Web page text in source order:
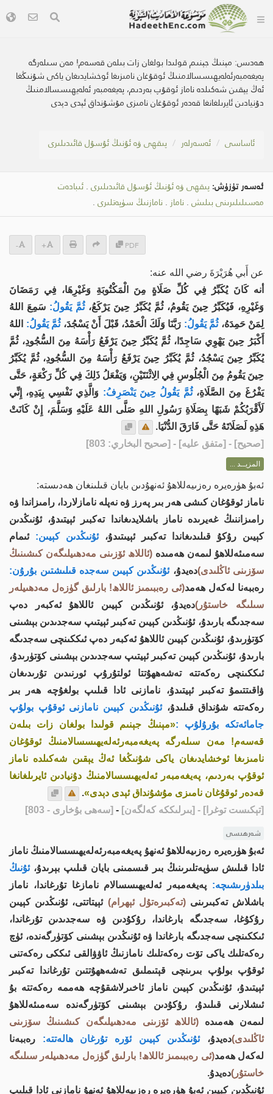
ھەدىس: مېنىڭ جېنىم قولىدا بولغان زات بىلەن قەسەم! مەن سىلەرگە
پەيغەمبەرئەلەيھىسسالامنىڭ ئوقۇغان نامىزىغا ئوخشايدىغان ياكى شۇنىڭغا
ئەڭ يېقىن شەكىلدە ناماز ئوقۇپ بەردىم، پەيغەمبەر ئەلەيھىسسالامنىڭ
دۇنيادىن ئايرىلغانغا قەدەر ئوقۇغان نامىزى مۇشۇنداق ئېدى دېدى
ئاساسى ئەسەرلەر پىقھى ۋە ئۇنىڭ ئۇسۇل قائىدىلىرى
ئەسەر تۈزۈش: پىقھى ۋە ئۇنىڭ ئۇسۇل قائىدىلىرى . ئىبادەت
مەسىلىلىرىنى بىلىش . ناماز . نامازنىڭ سۈپەتلىرى .
PDF
+
-
عن أَبي هُرَيْرَةَ رضي الله عنه:
أنه كَانَ يُكَبِّرُ فِي كُلِّ صَلَاةٍ مِنَ الْمَكْتُوبَةِ وَغَيْرِهَا، فِي رَمَضَانَ
وَغَيْرِهِ، فَيُكَبِّرُ حِينَ يَقُومُ، ثُمَّ يُكَبِّرُ حِينَ يَرْكَعُ، ثُمَّ يَقُولُ: سَمِعَ اللهُ
لِمَنْ حَمِدَهُ، ثُمَّ يَقُولُ: رَبَّنَا وَلَكَ الْحَمْدُ، قَبْلَ أَنْ يَسْجُدَ، ثُمَّ يَقُولُ: اللهُ
أَكْبَرُ حِينَ يَهْوِي سَاجِدًا، ثُمَّ يُكَبِّرُ حِينَ يَرْفَعُ رَأْسَهُ مِنَ السُّجُودِ، ثُمَّ
يُكَبِّرُ حِينَ يَسْجُدُ، ثُمَّ يُكَبِّرُ حِينَ يَرْفَعُ رَأْسَهُ مِنَ السُّجُودِ، ثُمَّ يُكَبِّرُ
حِينَ يَقُومُ مِنَ الْجُلُوسِ فِي الِاثْنَتَيْنِ، وَيَفْعَلُ ذَلِكَ فِي كُلِّ رَكْعَةٍ، حَتَّى
يَفْرُغَ مِنَ الصَّلَاةِ، ثُمَّ يَقُولُ حِينَ يَنْصَرِفُ: وَالَّذِي نَفْسِي بِيَدِهِ، إِنِّي
لَأَقْرَبُكُمْ شَبَهًا بِصَلَاةِ رَسُولِ اللهِ صَلَّى اللهُ عَلَيْهِ وَسَلَّمَ، إِنْ كَانَتْ
هَذِهِ لَصَلَاتَهُ حَتَّى فَارَقَ الدُّنْيَا.
[صحيح] - [متفق عليه] - [صحيح البخاري: 803]
المزيــد ...
ئەبۇ ھۈرەيرە رەزىيەللاھۇ ئەنھۇدىن بايان قىلىنغان ھەدىستە:
ناماز ئوقۇغان كىشى ھەر بىر پەرز ۋە نەپلە نامازلاردا، رامىزاندا ۋە
رامىزاننىڭ غەيرىدە ناماز باشلايدىغاندا تەكبىر ئېيتىدۇ، ئۇنىڭدىن
كېيىن رۇكۇ قىلىدىغاندا تەكبىر ئېيىتىدۇ، ئۇنىڭدىن كېيىن: ئىمام
سەمىئەللاھۇ لىمەن ھەمىدە (ئاللاھ ئۆزىنى مەدھىيلىگەن كىشىنىڭ
سۆزىنى ئاڭلىدى)دەيدۇ، ئۇنىڭدىن كېيىن سەجدە قىلىشتىن بۇرۇن:
رەببەنا لەكەل ھەمد(ئى رەببىمىز ئاللاھ! بارلىق گۈزەل مەدھىيلەر
سىلىگە خاستۇر)دەيدۇ، ئۇنىڭدىن كېيىن ئاللاھۇ ئەكبەر دەپ
سەجدىگە بارىدۇ، ئۇنىڭدىن كېيىن تەكبىر ئېيتىپ سەجدىدىن بېشىنى
كۆتۈرىدۇ، ئۇنىڭدىن كېيىن ئاللاھۇ ئەكبەر دەپ ئىككىنچى سەجدىگە
بارىدۇ، ئۇنىڭدىن كېيىن تەكبىر ئېيتىپ سەجدىدىن بېشىنى كۆتۈرىدۇ،
ئىككىنچى رەكەتتە تەشەھھۇتتا ئولتۇرۇپ ئورنىدىن تۇرىدىغان
ۋاقىتتىمۇ تەكبىر ئېيتىدۇ، نامازنى ئادا قىلىپ بولغۇچە ھەر بىر
رەكەتتە شۇنداق قىلىدۇ، ئۇنىڭدىن كېيىن نامازنى ئ‍وقۇپ بولۇپ
جامائەتكە بۇرۇلۇپ :«مېنىڭ جېنىم قولىدا بولغان زات بىلەن
قەسەم! مەن سىلەرگە پەيغەمبەرئەلەيھىسسالامنىڭ ئوقۇغان
نامىزىغا ئوخشايدىغان ياكى شۇنىڭغا ئەڭ يېقىن شەكىلدە ناماز
ئوقۇپ بەردىم، پەيغەمبەر ئەلەيھىسسالامنىڭ دۇنيادىن ئايرىلغانغا
قەدەر ئوقۇغان نامىزى مۇشۇنداق ئېدى دېدى».
[تېكىست توغرا] - [بىرلىككە كەلگەن] - [سەھى بۇخارى - 803]
شەرھىسى
ئەبۇ ھۈرەيرە رەزىيەللاھۇ ئەنھۇ پەيغەمبەرئەلەيھىسسالامنىڭ ناماز
ئادا قىلىش سۈپەتلىرىنىڭ بىر قىسمىنى بايان قىلىپ بېرىدۇ، ئۇنىڭ
بىلدۈرىشىچە: پەيغەمبەر ئەلەيھىسسالام نامازغا تۇرغاندا، ناماز
باشلاش تەكبىرىنى(تەكبىرەتۇل ئېھرام) ئېيتاتتى، ئۇنىڭدىن كېيىن
رۇكۇغا، سەجدىگە بارغاندا، رۇكۇدىن ۋە سەجدىدىن تۇرغاندا،
ئىككىنچى سەجدىگە بارغاندا ۋە ئۇنىڭدىن بېشىنى كۆتۈرگەندە، ئۈچ
رەكەتلىك ياكى تۆت رەكەتلىك نامازنىڭ ئاۋۋالقى ئىككى رەكەتنى
ئوقۇپ بولۇپ بىرىنچى قېتىملىق تەشەھھۇتتىن تۇرغاندا تەكبىر
ئېيتىدۇ، ئۇنىڭدىن كېيىن ناماز ئاخىرلاشقۇچە ھەممە رەكەتتە بۇ
ئىشلارنى قىلىدۇ، رۇكۇدىن بېشىنى كۆتۈرگەندە سەمىئەللاھۇ
لىمەن ھەمىدە (ئاللاھ ئۆزىنى مەدھىيلىگەن كىشىنىڭ سۆزىنى
ئاڭلىدى)دەيدۇ، ئۇنىڭدىن كېيىن ئۆرە تۇرغان ھالەتتە: رەببەنا
لەكەل ھەمد(ئى رەببىمىز ئاللاھ! بارلىق گۈزەل مەدھىيلەر سىلىگە
خاستۇر)دەيدۇ.
ئۇنىڭدىن كېيىن ئەبۇ ھۈرەيرە رەزىيەللاھۇ ئەنھۇ نامازنى ئادا قىلىپ